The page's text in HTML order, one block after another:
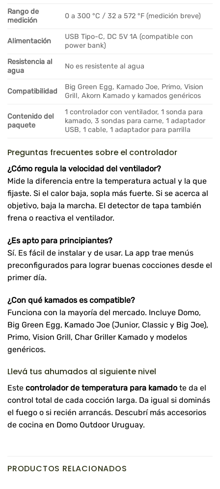
Rango de
medición
0 a 300 °C / 32 a 572 °F (medición breve)
Alimentación
USB Tipo-C, DC 5V 1A (compatible con
power bank)
Resistencia al
agua
No es resistente al agua
Compatibilidad
Big Green Egg, Kamado Joe, Primo, Vision
Grill, Akorn Kamado y kamados genéricos
Contenido del
paquete
1 controlador con ventilador, 1 sonda para
kamado, 3 sondas para carne, 1 adaptador
USB, 1 cable, 1 adaptador para parrilla
Preguntas frecuentes sobre el controlador
¿Cómo regula la velocidad del ventilador?
Mide la diferencia entre la temperatura actual y la que
fijaste. Si el calor baja, sopla más fuerte. Si se acerca al
objetivo, baja la marcha. El detector de tapa también
frena o reactiva el ventilador.
¿Es apto para principiantes?
Sí. Es fácil de instalar y de usar. La app trae menús
preconfigurados para lograr buenas cocciones desde el
primer día.
¿Con qué kamados es compatible?
Funciona con la mayoría del mercado. Incluye Domo,
Big Green Egg, Kamado Joe (Junior, Classic y Big Joe),
Primo, Vision Grill, Char Griller Kamado y modelos
genéricos.
Llevá tus ahumados al siguiente nivel
Este controlador de temperatura para kamado te da el
control total de cada cocción larga. Da igual si dominás
el fuego o si recién arrancás. Descubrí más accesorios
de cocina en Domo Outdoor Uruguay.
PRODUCTOS RELACIONADOS